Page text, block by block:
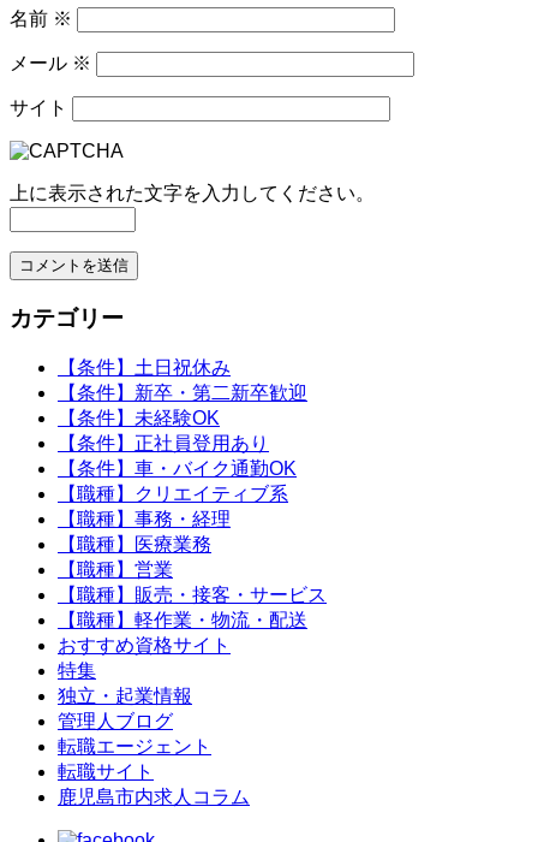
名前 ※
メール ※
サイト
上に表示された文字を入力してください。
カテゴリー
【条件】土日祝休み
【条件】新卒・第二新卒歓迎
【条件】未経験OK
【条件】正社員登用あり
【条件】車・バイク通勤OK
【職種】クリエイティブ系
【職種】事務・経理
【職種】医療業務
【職種】営業
【職種】販売・接客・サービス
【職種】軽作業・物流・配送
おすすめ資格サイト
特集
独立・起業情報
管理人ブログ
転職エージェント
転職サイト
鹿児島市内求人コラム